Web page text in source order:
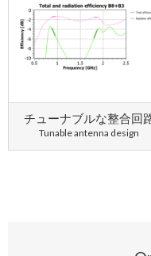
チューナブルな整合回
Tunable antenna design